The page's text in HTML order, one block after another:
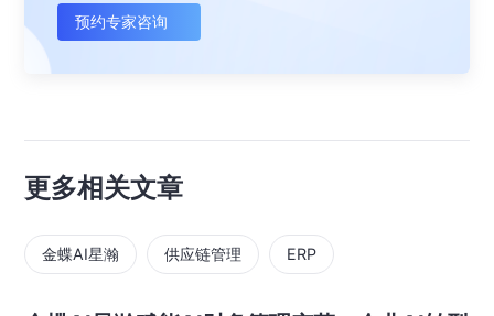
预约专家咨询
更多相关文章
金蝶AI星瀚 供应链管理 ERP